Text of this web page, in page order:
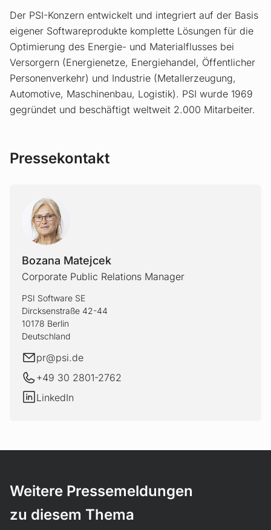
Der PSI-Konzern entwickelt und integriert auf der Basis
eigener Softwareprodukte komplette Lösungen für die
Optimierung des Energie- und Materialflusses bei
Versorgern (Energienetze, Energiehandel, Öffentlicher
Personenverkehr) und Industrie (Metallerzeugung,
Automotive, Maschinenbau, Logistik). PSI wurde 1969
gegründet und beschäftigt weltweit 2.000 Mitarbeiter.
Pressekontakt
BOZAN
Bozana Matejcek
Corporate Public Relations Manager
PSI Software SE
Dircksenstraße 42-44
10178 Berlin
Deutschland
E-Mail
pr@psi.de
+49 30 2801-2762
LinkedIn
LinkedIn
Weitere Pressemeldungen
zu diesem Thema